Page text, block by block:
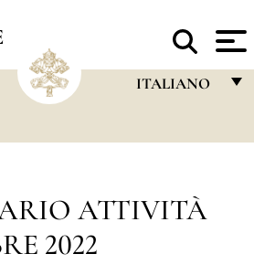
ITALIANO
ATTIVITÀ
2022